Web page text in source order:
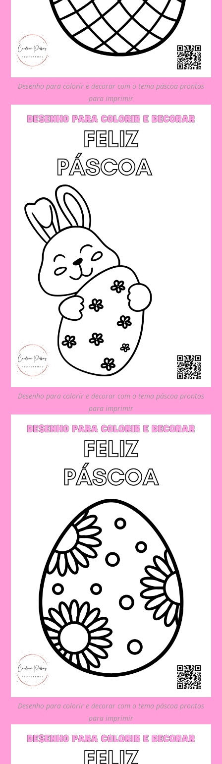
Desenho para colorir e decorar com o tema páscoa prontos
para imprimir
Desenho para colorir e decorar com o tema páscoa prontos
para imprimir
Desenho para colorir e decorar com o tema páscoa prontos
para imprimir